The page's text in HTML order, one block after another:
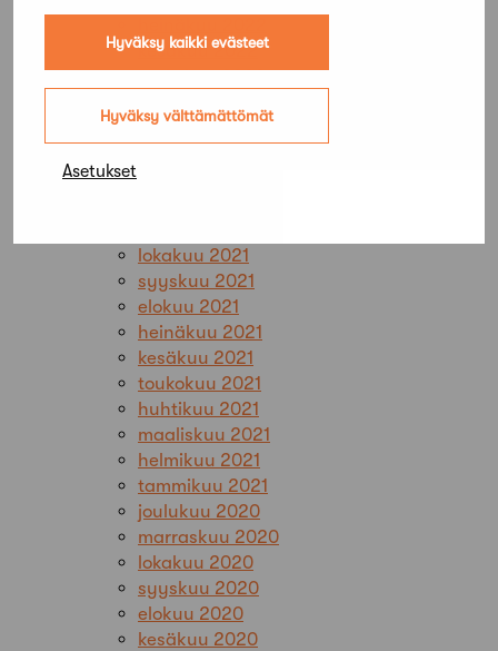
Hyväksy kaikki evästeet
Hyväksy välttämättömät
Asetukset
kesäkuu 2022
toukokuu 2022
maaliskuu 2022
lokakuu 2021
syyskuu 2021
elokuu 2021
heinäkuu 2021
kesäkuu 2021
toukokuu 2021
huhtikuu 2021
maaliskuu 2021
helmikuu 2021
tammikuu 2021
joulukuu 2020
marraskuu 2020
lokakuu 2020
syyskuu 2020
elokuu 2020
kesäkuu 2020